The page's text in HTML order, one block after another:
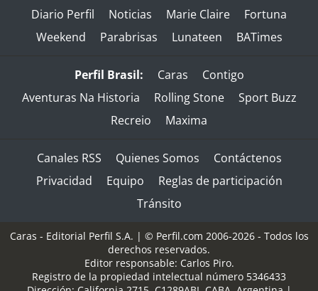
Diario Perfil Noticias Marie Claire
Fortuna
Weekend
Parabrisas Lunateen BATimes
Perfil Brasil: Caras
Contigo
Aventuras Na Historia
Rolling Stone
Sport Buzz
Recreio
Maxima
Canales RSS Quienes Somos
Contáctenos
Privacidad
Equipo
Reglas de participación
Tránsito
Caras - Editorial Perfil S.A. | © Perfil.com 2006-2026 - Todos los
derechos reservados.
Editor responsable: Carlos Piro.
Registro de la propiedad intelectual número 5346433